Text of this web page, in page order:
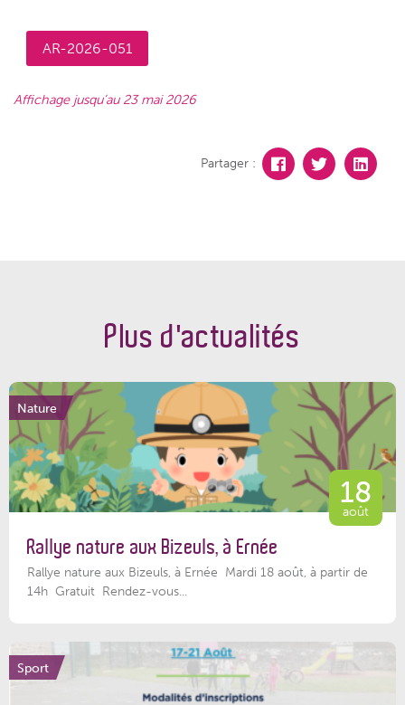
AR-2026-051
Affichage jusqu’au 23 mai 2026
Partager :
Plus d'actualités
Nature
18
août
Rallye nature aux Bizeuls, à Ernée
Rallye nature aux Bizeuls, à Ernée Mardi 18 août, à partir de
14h Gratuit Rendez-vous...
Sport